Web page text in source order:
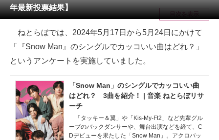
メディア
注目記事を集めた総合ページ
ITの今と未来を見通す
スマホと通信の最新トレンド
進化するPCとデバイスの未来
好きが集まる 比べて選べる
ビジネスと働き方のヒント
年最新投票結果】
目次を表示
ねとらぼでは、2024年5月17日から5月24日にかけて
「『Snow Man』のシングルでカッコいい曲はどれ？」
というアンケートを実施していました。
「Snow Man」のシングルでカッコいい曲
はどれ？ 3曲を紹介！ | 音楽 ねとらぼリサ
ーチ
「タッキー＆翼」や「Kis-My-Ft2」など先輩グル
ープのバックダンサーや、舞台出演などを経て、C
Dデビューを果たした「Snow Man」。アクロバッ